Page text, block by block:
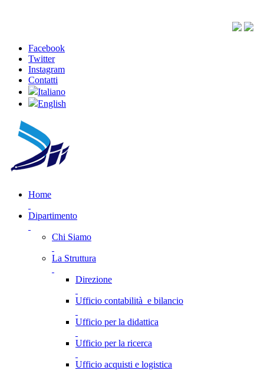
Facebook
Twitter
Instagram
Contatti
Italiano
English
Home
Dipartimento
Chi Siamo
La Struttura
Direzione
Ufficio contabilità e bilancio
Ufficio per la didattica
Ufficio per la ricerca
Ufficio acquisti e logistica